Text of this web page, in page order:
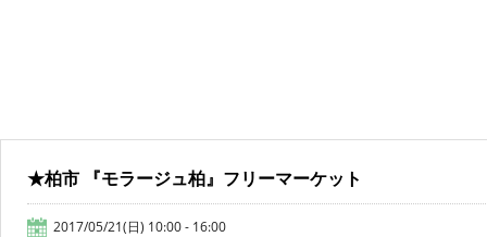
★柏市 『モラージュ柏』フリーマーケット
2017/05/21(日) 10:00 - 16:00